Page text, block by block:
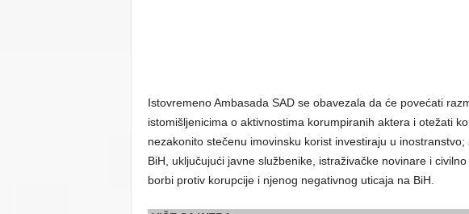
Istovremeno Ambasada SAD se obavezala da će povećati
istomišljenicima o aktivnostima korumpiranih aktera i otežati
nezakonito stečenu imovinsku korist investiraju u
BiH, uključujući javne službenike, istraživačke novinare i
borbi protiv korupcije i njenog negativnog uticaja na BiH.